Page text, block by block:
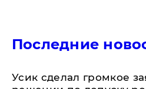
Последние
Усик сделал громкое